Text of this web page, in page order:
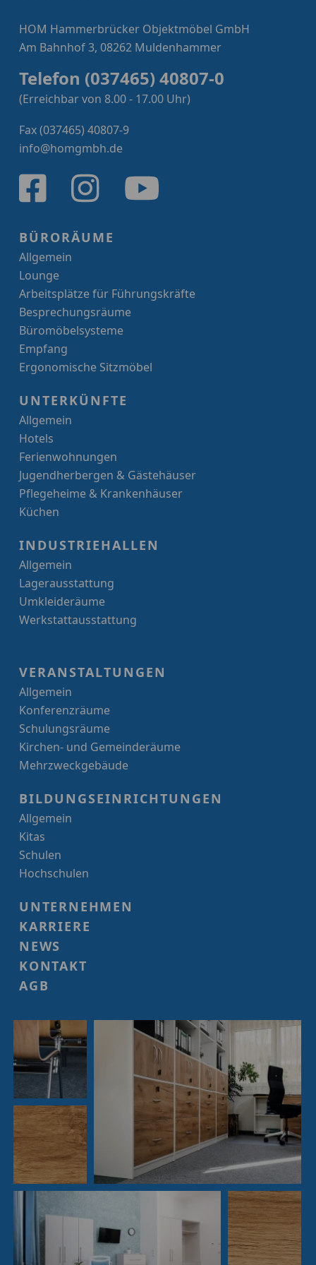
HOM Hammerbrücker Objektmöbel GmbH
Am Bahnhof 3, 08262 Muldenhammer
Telefon (037465) 40807-0
(Erreichbar von 8.00 - 17.00 Uhr)
Fax (037465) 40807-9
info@homgmbh.de
BÜRORÄUME
Allgemein
Lounge
Arbeitsplätze für Führungskräfte
Besprechungsräume
Büromöbelsysteme
Empfang
Ergonomische Sitzmöbel
UNTERKÜNFTE
Allgemein
Hotels
Ferienwohnungen
Jugendherbergen & Gästehäuser
Pflegeheime & Krankenhäuser
Küchen
INDUSTRIEHALLEN
Allgemein
Lagerausstattung
Umkleideräume
Werkstattausstattung
VERANSTALTUNGEN
Allgemein
Konferenzräume
Schulungsräume
Kirchen- und Gemeinderäume
Mehrzweckgebäude
BILDUNGSEINRICHTUNGEN
Allgemein
Kitas
Schulen
Hochschulen
UNTERNEHMEN
KARRIERE
NEWS
KONTAKT
AGB